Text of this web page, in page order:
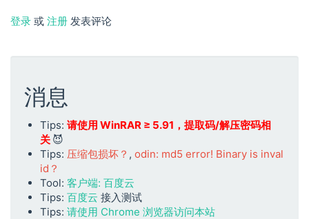
登录 或 注册 发表评论
消息
Tips: 请使用 WinRAR ≥ 5.91，提取码/解压密码相
关 😈
Tips: 压缩包损坏？ , odin: md5 error! Binary is inval
id？
Tool: 客户端: 百度云
Tips: 百度云 接入测试
Tips: 请使用 Chrome 浏览器访问本站